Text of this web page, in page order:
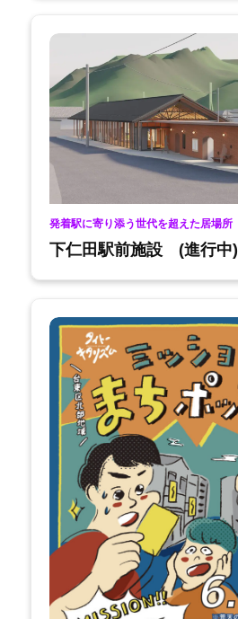
発着駅に寄り添う世代を超えた居場所
下仁田駅前施設 (進行中)